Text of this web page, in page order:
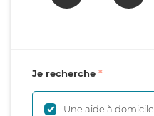
Je recherche
Une aide à domicile